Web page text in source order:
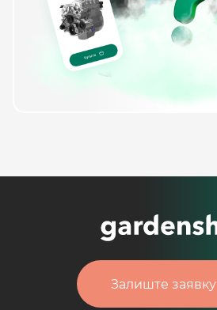
Залиште заявку